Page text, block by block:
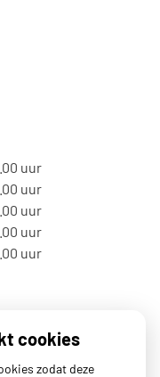
uur
uur
uur
uur
uur
cookies
zodat deze